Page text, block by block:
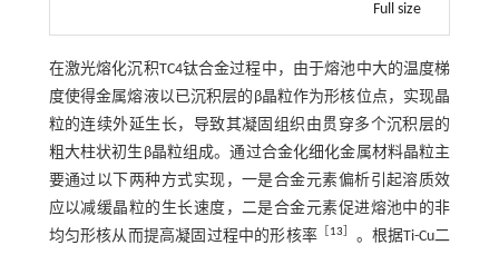
Full size
在激光熔化沉积TC4钛合金过程中，由于熔池中大的温度梯
度使得金属熔液以已沉积层的β晶粒作为形核位点，实现晶
粒的连续外延生长，导致其凝固组织由贯穿多个沉积层的
粗大柱状初生β晶粒组成。通过合金化细化金属材料晶粒主
要通过以下两种方式实现，一是合金元素偏析引起溶质效
应以减缓晶粒的生长速度，二是合金元素促进熔池中的非
均匀形核从而提高凝固过程中的形核率
13
。根据Ti-Cu二